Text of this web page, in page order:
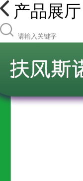
产品展厅